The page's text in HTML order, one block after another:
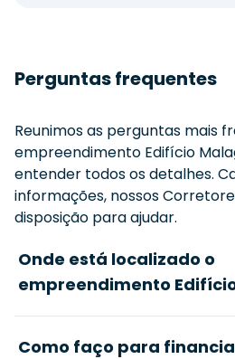
Perguntas frequentes
Reunimos as perguntas mais
empreendimento Edifício
entender todos os detalhes.
informações, nossos
disposição para ajudar.
Onde está localizado o
empreendimento
Como faço para